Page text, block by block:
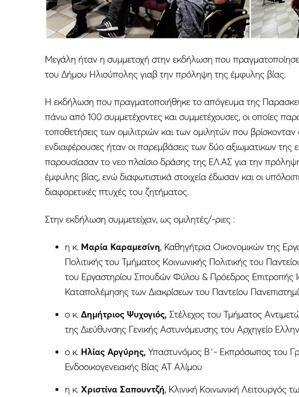
Μεγάλη ήταν η συμμετοχή στην εκδήλωση που πραγματοποίησε
του Δήμου Ηλιούπολης γιαβ την πρόληψη της έμφυλης βίας.
Η εκδήλωση που πραγματοποιήθηκε το απόγευμα της
πάνω από 100 συμμετέχοντες και συμμετέχουσες, οι οποίες
τοποθετήσεις των ομιλιτριών και των ομιλητών που βρίσκονταν
ενδιαφέρουσες ήταν οι παρεμβάσεις των δύο αξιωματικων της
παρουσίασαν το νεο πλαίσιο δράσης της ΕΛ.ΑΣ για την
έμφυλης βίας, ενώ διαφωτιστικά στοιχεία έδωσαν και οι
διαφορετικές πτυχές του ζητήματος.
Στην εκδήλωση συμμετείχαν, ως ομιλητές/-ριες :
η κ. Μαρία Καραμεσίνη, Καθηγήτρια Οικονομικών της
Πολιτικής του Τμήματος Κοινωνικής Πολιτικής του
του Εργαστηρίου Σπουδών Φύλου & Πρόεδρος Επιτροπής
Καταπολέμησης των Διακρίσεων του Παντείου
ο κ. Δημήτριος Ψυχογιός, Στέλεχος του Τμήματος
της Διεύθυνσης Γενικής Αστυνόμευσης του Αρχηγείο
ο κ. Ηλίας Αργύρης, Υπαστυνόμος Β΄- Εκπρόσωπος του
Ενδοοικογενειακής Βίας ΑΤ Αλίμου
η κ. Χριστίνα Σαπουντζή, Κλινική Κοινωνική Λειτουργός